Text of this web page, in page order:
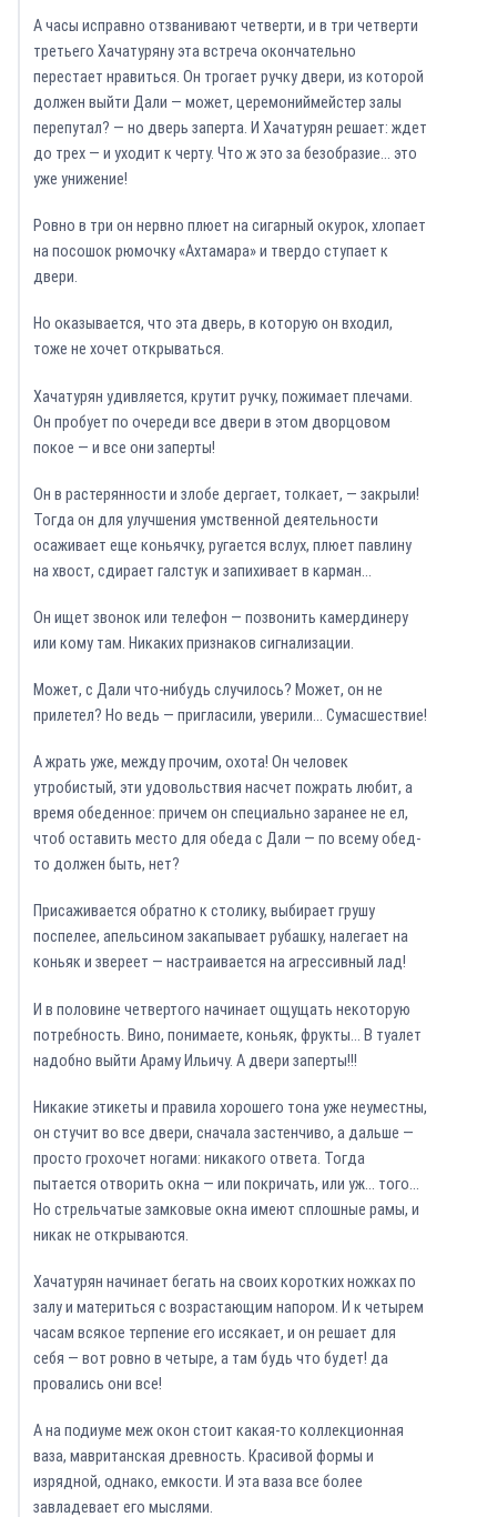
А часы исправно отзванивают четверти, и в три четверти
третьего Хачатуряну эта встреча окончательно
перестает нравиться. Он трогает ручку двери, из которой
должен выйти Дали — может, церемониймейстер залы
перепутал? — но дверь заперта. И Хачатурян решает: ждет
до трех — и уходит к черту. Что ж это за безобразие… это
уже унижение!
Ровно в три он нервно плюет на сигарный окурок, хлопает
на посошок рюмочку «Ахтамара» и твердо ступает к
двери.
Но оказывается, что эта дверь, в которую он входил,
тоже не хочет открываться.
Хачатурян удивляется, крутит ручку, пожимает плечами.
Он пробует по очереди все двери в этом дворцовом
покое — и все они заперты!
Он в растерянности и злобе дергает, толкает, — закрыли!
Тогда он для улучшения умственной деятельности
осаживает еще коньячку, ругается вслух, плюет павлину
на хвост, сдирает галстук и запихивает в карман…
Он ищет звонок или телефон — позвонить камердинеру
или кому там. Никаких признаков сигнализации.
Может, с Дали что-нибудь случилось? Может, он не
прилетел? Но ведь — пригласили, уверили… Сумасшествие!
А жрать уже, между прочим, охота! Он человек
утробистый, эти удовольствия насчет пожрать любит, а
время обеденное: причем он специально заранее не ел,
чтоб оставить место для обеда с Дали — по всему обед-
то должен быть, нет?
Присаживается обратно к столику, выбирает грушу
поспелее, апельсином закапывает рубашку, налегает на
коньяк и звереет — настраивается на агрессивный лад!
И в половине четвертого начинает ощущать некоторую
потребность. Вино, понимаете, коньяк, фрукты… В туалет
надобно выйти Араму Ильичу. А двери заперты!!!
Никакие этикеты и правила хорошего тона уже неуместны,
он стучит во все двери, сначала застенчиво, а дальше —
просто грохочет ногами: никакого ответа. Тогда
пытается отворить окна — или покричать, или уж… того…
Но стрельчатые замковые окна имеют сплошные рамы, и
никак не открываются.
Хачатурян начинает бегать на своих коротких ножках по
залу и материться с возрастающим напором. И к четырем
часам всякое терпение его иссякает, и он решает для
себя — вот ровно в четыре, а там будь что будет! да
провались они все!
А на подиуме меж окон стоит какая-то коллекционная
ваза, мавританская древность. Красивой формы и
изрядной, однако, емкости. И эта ваза все более
завладевает его мыслями.